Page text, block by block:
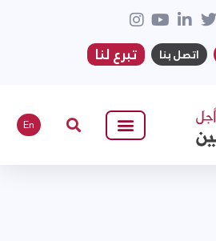
اتصل بنا تبرع لنا
En